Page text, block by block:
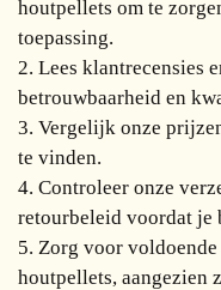
houtpellets om te
toepassing.
2. Lees klantrecensies
betrouwbaarheid en
3. Vergelijk onze
te vinden.
4. Controleer onze
retourbeleid voordat je
5. Zorg voor
houtpellets, aangezien